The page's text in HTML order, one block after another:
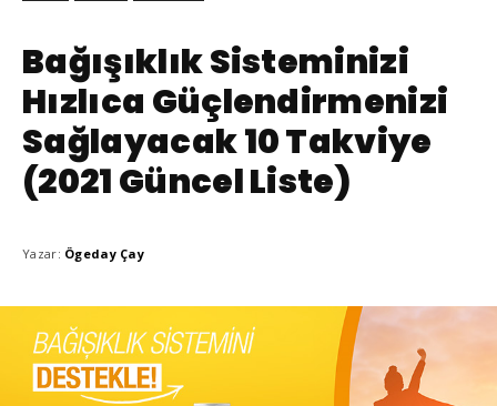
Bağışıklık Sisteminizi
Hızlıca Güçlendirmenizi
Sağlayacak 10 Takviye
(2021 Güncel Liste)
Yazar: Ögeday Çay